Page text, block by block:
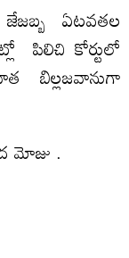
ఏటవతల
పిలిచి కోర్టులో
బిల్లజవానుగా
మోజు .